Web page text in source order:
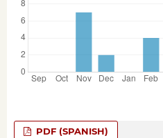
PDF (SPANISH)